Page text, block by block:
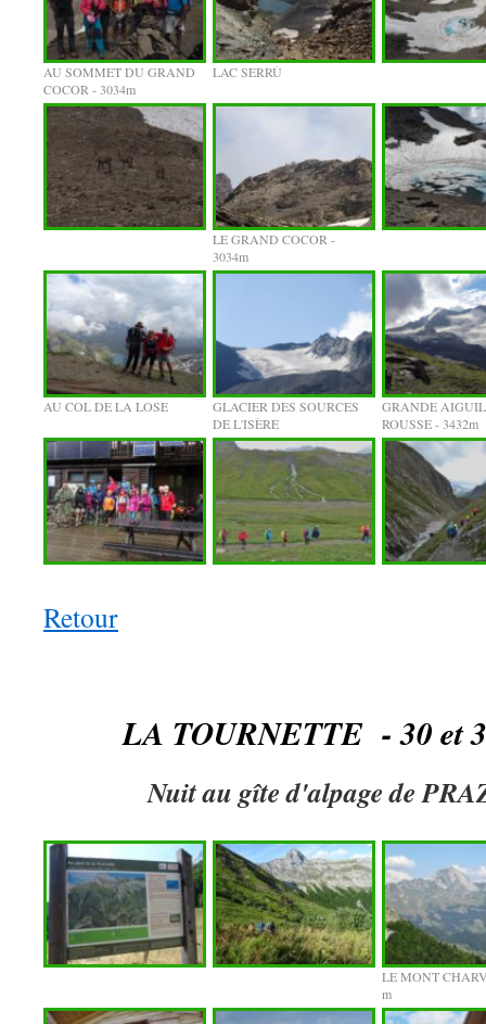
AU SOMMET DU GRAND
COCOR - 3034m
LAC SERRÙ
LE GRAND COCOR -
3034m
AU COL DE LA LOSE
GLACIER DES SOURCES
DE L'ISÈRE
GRANDE
ROUSSE - 3432m
Retour
LA TOURNETTE - 30 et
Nuit au gîte d'alpage de
LE MONT
m